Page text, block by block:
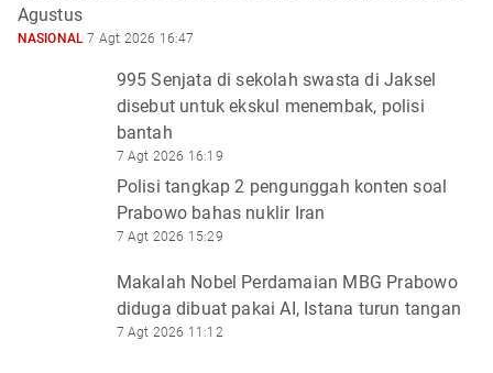
Agustus
NASIONAL 7 Agt 2026 16:47
995 Senjata di sekolah swasta di Jaksel
disebut untuk ekskul menembak, polisi
bantah
7 Agt 2026 16:19
Polisi tangkap 2 pengunggah konten soal
Prabowo bahas nuklir Iran
7 Agt 2026 15:29
Makalah Nobel Perdamaian MBG Prabowo
diduga dibuat pakai AI, Istana turun tangan
7 Agt 2026 11:12